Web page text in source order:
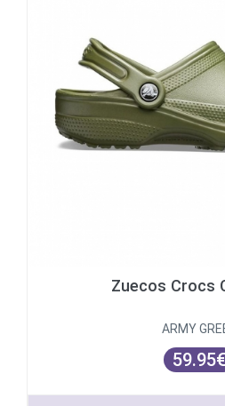
Zuecos Crocs
ARMY
59.95€